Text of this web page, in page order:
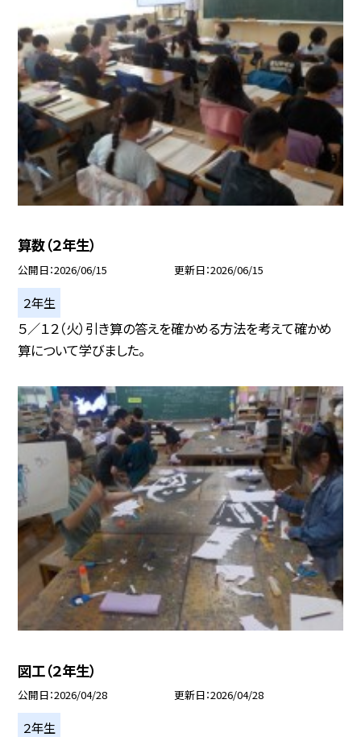
算数（２年生）
公開日 2026/06/15 更新日 2026/06/15
２年生
５／１２（火）引き算の答えを確かめる方法を考えて確かめ
算について学びました。
図工（２年生）
公開日 2026/04/28 更新日 2026/04/28
２年生